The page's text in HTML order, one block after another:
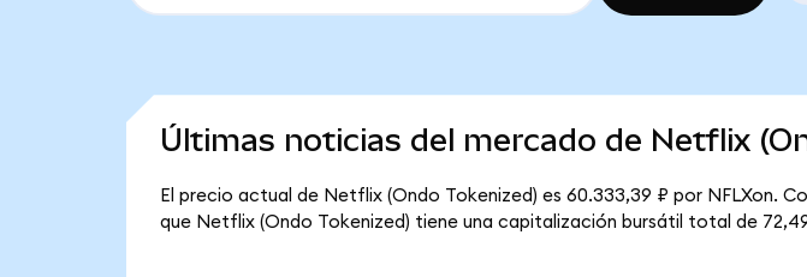
Últimas noticias del mercado de Netflix
El precio actual de Netflix (Ondo Tokenized) es 60.333,39 ₽ por NFLXon.
que Netflix (Ondo Tokenized) tiene una capitalización bursátil total de